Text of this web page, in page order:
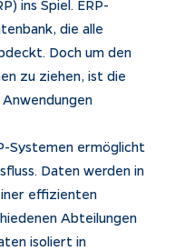
ins Spiel. ERP-
die alle
Doch um den
zu ziehen, ist die
Systemen ermöglicht
Daten werden in
effizienten
Abteilungen
isoliert in